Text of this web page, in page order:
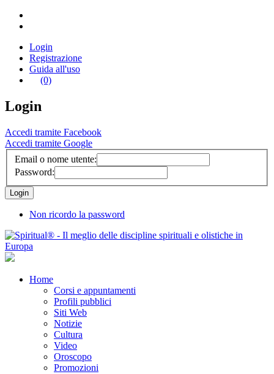
Login
Registrazione
Guida all'uso
(0)
Login
Accedi tramite Facebook
Accedi tramite Google
Email o nome utente:
Password:
Non ricordo la password
Home
Corsi e appuntamenti
Profili pubblici
Siti Web
Notizie
Cultura
Video
Oroscopo
Promozioni